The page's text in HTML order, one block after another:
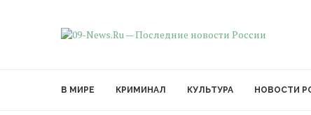
В МИРЕ КРИМИНАЛ КУЛЬТУРА НОВОСТИ